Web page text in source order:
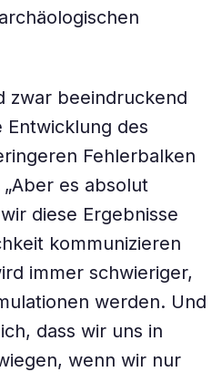
zwar beeindruckend
Entwicklung des
Fehlerbalken
es absolut
diese Ergebnisse
kommunizieren
immer schwieriger,
werden. Und
dass wir uns in
wenn wir nur